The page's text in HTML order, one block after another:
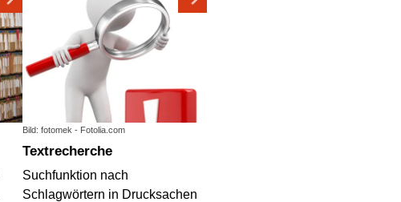
Bild: fotomek - Fotolia.com
Textrecherche
Suchfunktion nach
Schlagwörtern in Drucksachen